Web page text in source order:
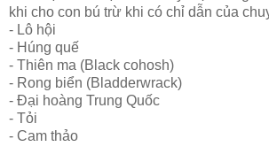
khi cho con bú trừ khi có chỉ dẫn của
- Lô hội
- Húng quế
- Thiên ma (Black cohosh)
- Rong biển (Bladderwrack)
- Đại hoàng Trung Quốc
- Tỏi
- Cam thảo